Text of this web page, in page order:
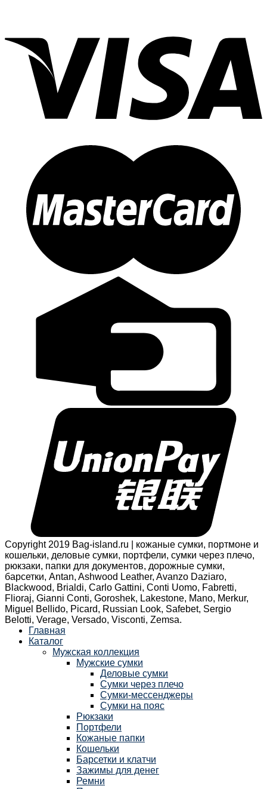
Copyright 2019 Bag-island.ru | кожаные сумки, портмоне и
кошельки, деловые сумки, портфели, сумки через плечо,
рюкзаки, папки для документов, дорожные сумки,
барсетки, Antan, Ashwood Leather, Avanzo Daziaro,
Blackwood, Brialdi, Carlo Gattini, Conti Uomo, Fabretti,
Flioraj, Gianni Conti, Goroshek, Lakestone, Mano, Merkur,
Miguel Bellido, Picard, Russian Look, Safebet, Sergio
Belotti, Verage, Versado, Visconti, Zemsa.
Главная
Каталог
Мужская коллекция
Мужские сумки
Деловые сумки
Сумки через плечо
Сумки-мессенджеры
Сумки на пояс
Рюкзаки
Портфели
Кожаные папки
Кошельки
Барсетки и клатчи
Зажимы для денег
Ремни